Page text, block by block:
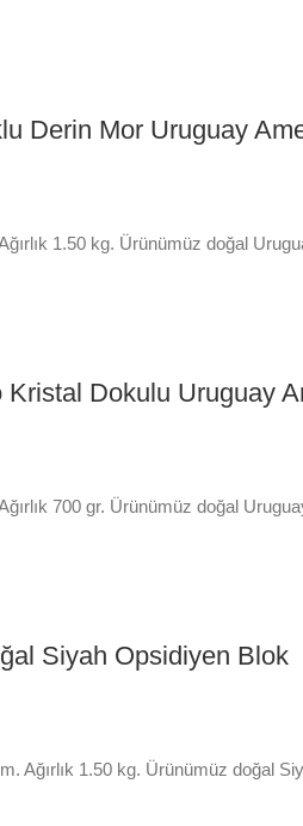
Derin Mor Uruguay
1.50 kg. Ürünümüz doğal
Dokulu Uruguay
700 gr. Ürünümüz doğal
Siyah Opsidiyen Blok
1.50 kg. Ürünümüz doğal